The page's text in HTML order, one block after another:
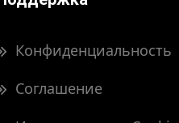
Конфиденциальность
Соглашение